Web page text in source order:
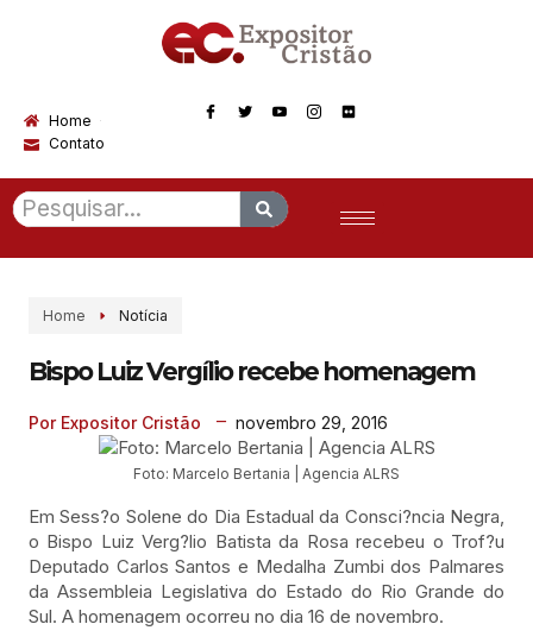
Home
Contato
Home Notícia
Bispo Luiz Vergílio recebe homenagem
Por Expositor Cristão novembro 29, 2016
Foto: Marcelo Bertania | Agencia ALRS
Em Sess?o Solene do Dia Estadual da Consci?ncia Negra,
o Bispo Luiz Verg?lio Batista da Rosa recebeu o Trof?u
Deputado Carlos Santos e Medalha Zumbi dos Palmares
da Assembleia Legislativa do Estado do Rio Grande do
Sul. A homenagem ocorreu no dia 16 de novembro.